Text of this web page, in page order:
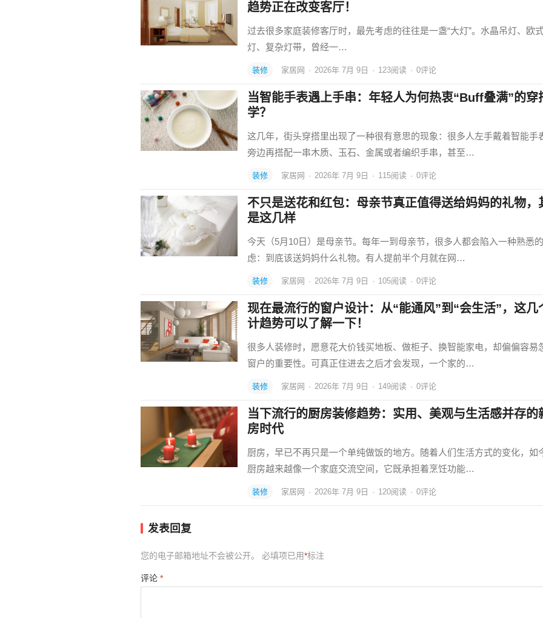
趋势正在改变客厅！
过去很多家庭装修客厅时，最先考虑的往往是一盏“大灯”。水晶吊灯、欧
灯、复杂灯带，曾经一…
装修 家居网 · 2026年 7月 9日 · 123阅读 · 0评论
当智能手表遇上手串：年轻人为何热衷“Buff叠满”的穿
学？
这几年，街头穿搭里出现了一种很有意思的现象：很多人左手戴着智能手
旁边再搭配一串木质、玉石、金属或者编织手串，甚至…
装修 家居网 · 2026年 7月 9日 · 115阅读 · 0评论
不只是送花和红包：母亲节真正值得送给妈妈的礼物，
是这几样
今天（5月10日）是母亲节。每年一到母亲节，很多人都会陷入一种熟悉
虑：到底该送妈妈什么礼物。有人提前半个月就在网…
装修 家居网 · 2026年 7月 9日 · 105阅读 · 0评论
现在最流行的窗户设计：从“能通风”到“会生活”，这几
计趋势可以了解一下！
很多人装修时，愿意花大价钱买地板、做柜子、换智能家电，却偏偏容易
窗户的重要性。可真正住进去之后才会发现，一个家的…
装修 家居网 · 2026年 7月 9日 · 149阅读 · 0评论
当下流行的厨房装修趋势：实用、美观与生活感并存的
房时代
厨房，早已不再只是一个单纯做饭的地方。随着人们生活方式的变化，如
厨房越来越像一个家庭交流空间，它既承担着烹饪功能…
装修 家居网 · 2026年 7月 9日 · 120阅读 · 0评论
发表回复
您的电子邮箱地址不会被公开。 必填项已用*标注
评论 *